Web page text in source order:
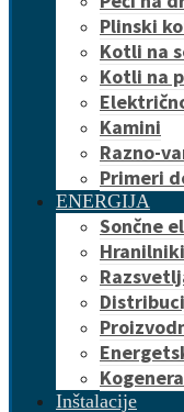
Plinski
Kotli na
Kotli na
Kamini
Razno-
Primeri
ENERGIJA
Sončne
Inštalacije